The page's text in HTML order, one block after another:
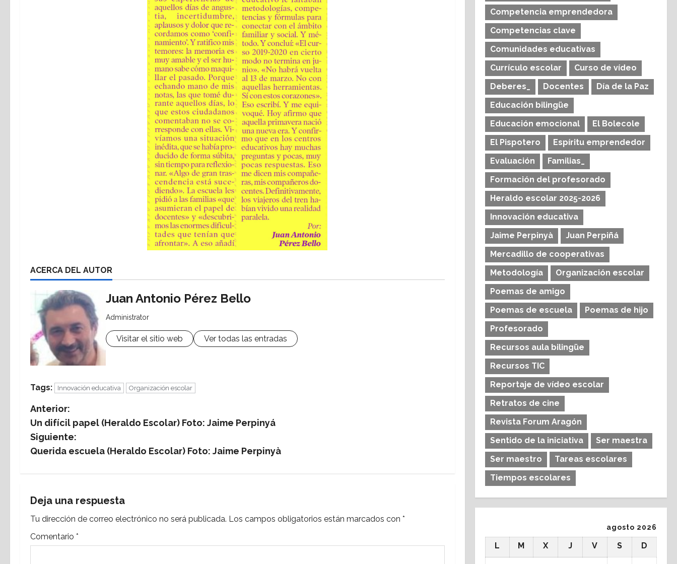
ACERCA DEL AUTOR
Juan Antonio Pérez Bello
Administrator
Visitar el sitio web Ver todas las entradas
Tags: Innovación educativa Organización escolar
N
a
v
g
a
c
Anterior:
Un difícil papel (Heraldo Escolar) Foto: Jaime Perpinyá
Siguiente:
Querida escuela (Heraldo Escolar) Foto: Jaime Perpinyà
Deja una respuesta
Tu dirección de correo electrónico no será publicada. Los campos obligatorios están marcados con *
Comentario *
Competencia emprendedora
Competencias clave
Comunidades educativas
Currículo escolar
Curso de vídeo
Deberes_
Docentes
Día de la Paz
Educación bilingüe
Educación emocional
El Bolecole
El Pispotero
Espíritu emprendedor
Evaluación
Familias_
Formación del profesorado
Heraldo escolar 2025-2026
Innovación educativa
Jaime Perpinyà
Juan Perpiñá
Mercadillo de cooperativas
Metodología
Organización escolar
Poemas de amigo
Poemas de escuela
Poemas de hijo
Profesorado
Recursos aula bilingüe
Recursos TIC
Reportaje de vídeo escolar
Retratos de cine
Revista Forum Aragón
Sentido de la iniciativa
Ser maestra
Ser maestro
Tareas escolares
Tiempos escolares
agosto 2026
L M X J V S D